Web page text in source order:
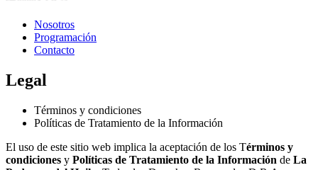
Nosotros
Programación
Contacto
Legal
Términos y condiciones
Políticas de Tratamiento de la Información
El uso de este sitio web implica la aceptación de los Términos y
condiciones y Políticas de Tratamiento de la Información de La